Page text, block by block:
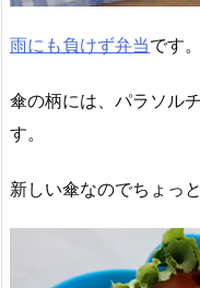
雨にも負けず弁当です。
傘の柄には、パラソル
す。
新しい傘なのでちょっ